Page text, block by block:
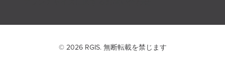
© 2026 RGIS. 無断転載を禁じます